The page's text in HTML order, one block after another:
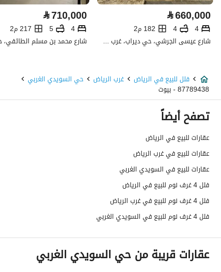
صرف صحي
تفاصيل اضافية
عمر العقار
جديد
عرض الشارع
20
رقم المخطط
رقم صك الملكية
واجهة العقار
شرقية
حدود واطوال العقار
-
الضمانات والمدة
هل يوجد اي التزام على
لا يوجد
⃁660,000
4
4
182 م2
شارع عيسى الجرشي، حي ديراب، غرب الرياض، الرياض
⃁710,000
4
5 217 م2
فلل للبيع في الرياض غرب الرياض حي السويدي الغربي
87789438 - بيوت
تصفح أيضاً
عقارات للبيع في الرياض
عقارات للبيع في غرب الرياض
عقارات للبيع في السويدي الغربي
فلل 4 غرف نوم للبيع في الرياض
فلل 4 غرف نوم للبيع في غرب الرياض
فلل 4 غرف نوم للبيع في السويدي الغربي
عقارات قريبة من حي السويدي الغربي